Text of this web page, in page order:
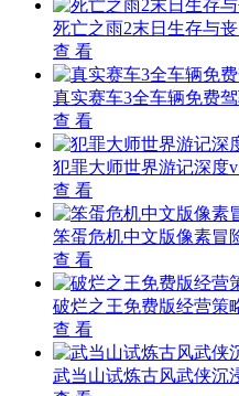
死亡之雨2末日生存与
查 看
真实赛车3全车辆免费
查 看
犯罪大师世界游记深度
查 看
笨蛋危机中文版像素冒
查 看
破烂之王免费版经营策
查 看
武当山试炼古风武侠沉